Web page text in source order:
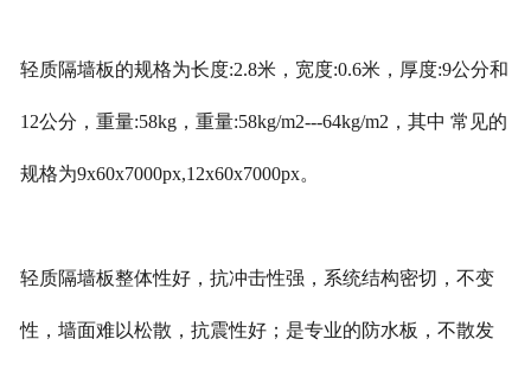
轻质隔墙板的规格为长度:2.8米，宽度:0.6米，厚度:9公分和
12公分，重量:58kg，重量:58kg/m2---64kg/m2，其中 常见的
规格为9x60x7000px,12x60x7000px。
轻质隔墙板整体性好，抗冲击性强，系统结构密切，不变
性，墙面难以松散，抗震性好；是专业的防水板，不散发